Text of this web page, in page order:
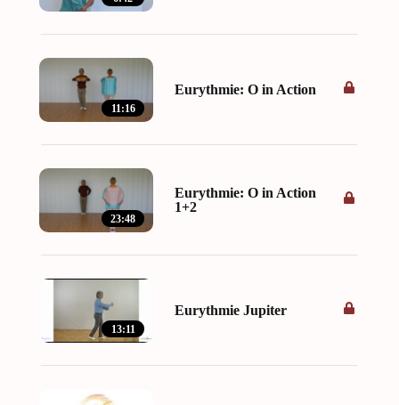
11:16
Eurythmie: O in Action
23:48
Eurythmie: O in Action
1+2
13:11
Eurythmie Jupiter